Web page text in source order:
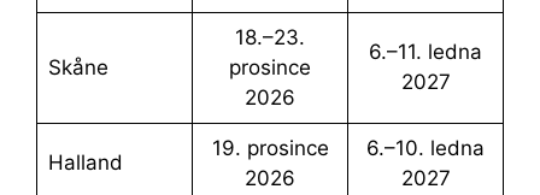
Skåne
18.–23.
prosince
2026
6.–11. ledna
2027
Halland
19. prosince
2026
6.–10. ledna
2027